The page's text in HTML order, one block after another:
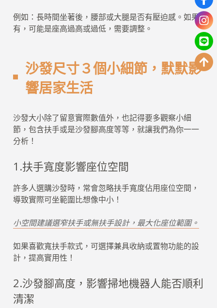
例如：長時間坐著後，腰部或大腿是否有壓迫感。如果
有，可能是座高過高或過低，需要調整。
沙發尺寸３個小細節，默默影
響居家生活
沙發大小除了留意實際數值外，也記得要多觀察小細
節，包含扶手或是沙發腳高度等等，就讓我們為你一一
分析！
1.扶手寬度影響座位空間
許多人選購沙發時，常會忽略扶手寬度佔用座位空間，
導致實際可坐範圍比想像中小！
小空間建議選窄扶手或無扶手設計，最大化座位範圍。
如果喜歡寬扶手款式，可選擇兼具收納或置物功能的設
計，提高實用性！
2.沙發腳高度，影響掃地機器人能否順利
清潔